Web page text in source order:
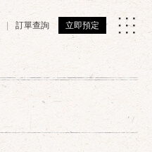
訂單查詢 立即預定